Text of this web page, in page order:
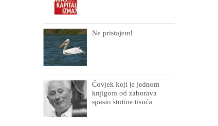
Ne pristajem!
Čovjek koji je jednom
knjigom od zaborava
spasio stotine tisuća